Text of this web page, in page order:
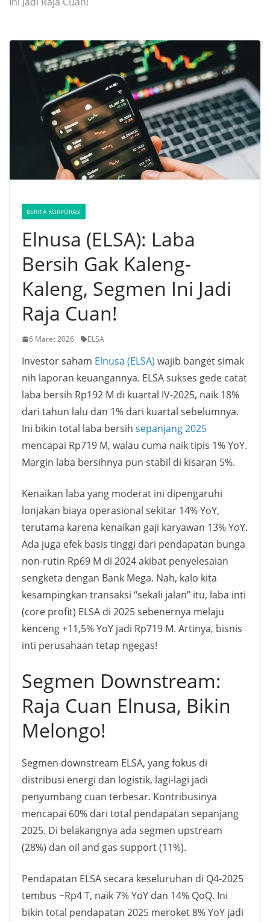
BERITA KORPORASI
Elnusa (ELSA): Laba
Bersih Gak Kaleng-
Kaleng, Segmen Ini Jadi
Raja Cuan!
6 Maret 2026 ELSA
Investor saham Elnusa (ELSA) wajib banget simak
nih laporan keuangannya. ELSA sukses gede catat
laba bersih Rp192 M di kuartal IV-2025, naik 18%
dari tahun lalu dan 1% dari kuartal sebelumnya.
Ini bikin total laba bersih sepanjang 2025
mencapai Rp719 M, walau cuma naik tipis 1% YoY.
Margin laba bersihnya pun stabil di kisaran 5%.
Kenaikan laba yang moderat ini dipengaruhi
lonjakan biaya operasional sekitar 14% YoY,
terutama karena kenaikan gaji karyawan 13% YoY.
Ada juga efek basis tinggi dari pendapatan bunga
non-rutin Rp69 M di 2024 akibat penyelesaian
sengketa dengan Bank Mega. Nah, kalo kita
kesampingkan transaksi “sekali jalan” itu, laba inti
(core profit) ELSA di 2025 sebenernya melaju
kenceng +11,5% YoY jadi Rp719 M. Artinya, bisnis
inti perusahaan tetap ngegas!
Segmen Downstream:
Raja Cuan Elnusa, Bikin
Melongo!
Segmen downstream ELSA, yang fokus di
distribusi energi dan logistik, lagi-lagi jadi
penyumbang cuan terbesar. Kontribusinya
mencapai 60% dari total pendapatan sepanjang
2025. Di belakangnya ada segmen upstream
(28%) dan oil and gas support (11%).
Pendapatan ELSA secara keseluruhan di Q4-2025
tembus ~Rp4 T, naik 7% YoY dan 14% QoQ. Ini
bikin total pendapatan 2025 meroket 8% YoY jadi